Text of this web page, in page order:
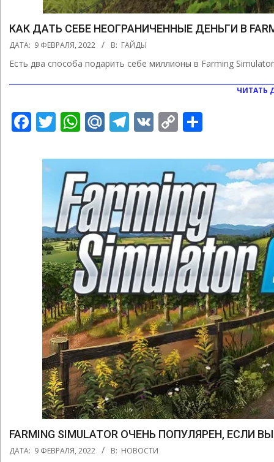
КАК ДАТЬ СЕБЕ НЕОГРАНИЧЕННЫЕ ДЕНЬГИ В
2022-
09
ДАТА: 9 ФЕВРАЛЯ, 2022 В: ГАЙДЫ
Есть два способа подарить себе миллионы в Farming
ЧИТАТЬ
Facebook
Twitter
WhatsApp
Mail.Ru
Telegram
VK Copy
FARMING SIMULATOR ОЧЕНЬ ПОПУЛЯРЕН, ЕСЛИ
2022-
ДАТА: 9 ФЕВРАЛЯ, 2022 В: НОВОСТИ